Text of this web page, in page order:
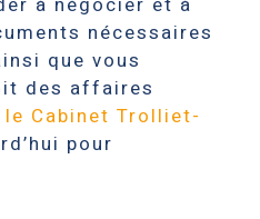
nécessaires
que vous
des affaires
Cabinet Trolliet-
pour